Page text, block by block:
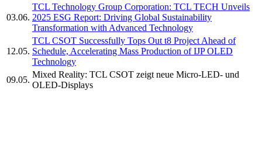
03.06.
TCL Technology Group Corporation: TCL TECH Unveils
2025 ESG Report: Driving Global Sustainability
Transformation with Advanced Technology
12.05.
TCL CSOT Successfully Tops Out t8 Project Ahead of
Schedule, Accelerating Mass Production of IJP OLED
Technology
09.05.
Mixed Reality: TCL CSOT zeigt neue Micro-LED- und
OLED-Displays